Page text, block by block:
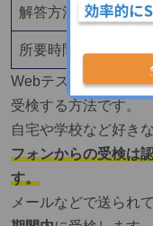
解答方法 選択式
所要時間 65分（
Webテストは、イン
受検する方法です。
自宅や学校など好き
フォンからの受検は
す。
メールなどで送られ